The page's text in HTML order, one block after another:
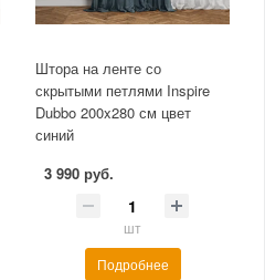
Штора на ленте со
скрытыми петлями Inspire
Dubbo 200x280 см цвет
синий
3 990 руб.
шт
Подробнее